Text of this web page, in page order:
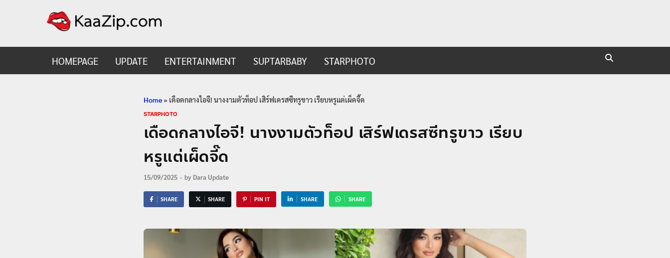
HOMEPAGE UPDATE ENTERTAINMENT SUPTARBABY STARPHOTO
Home» เดือดกลางไอจี! นางงามตัวท็อป เสิร์ฟเดรสซีทรูขาว เรียบหรูแต่เผ็ดจี๊ด
STARPHOTO
เดือดกลางไอจี! นางงามตัวท็อป เสิร์ฟเดรสซีทรูขาว เรียบ
หรูแต่เผ็ดจี๊ด
15/09/2025 - by Dara Update
SHARE SHARE PIN IT SHARE SHARE